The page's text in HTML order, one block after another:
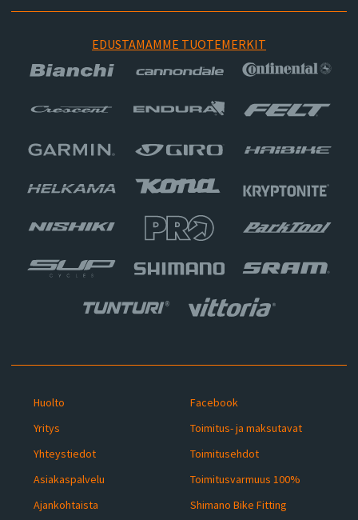
EDUSTAMAMME TUOTEMERKIT
Huolto
Yritys
Yhteystiedot
Asiakaspalvelu
Ajankohtaista
Facebook
Toimitus- ja maksutavat
Toimitusehdot
Toimitusvarmuus 100%
Shimano Bike Fitting